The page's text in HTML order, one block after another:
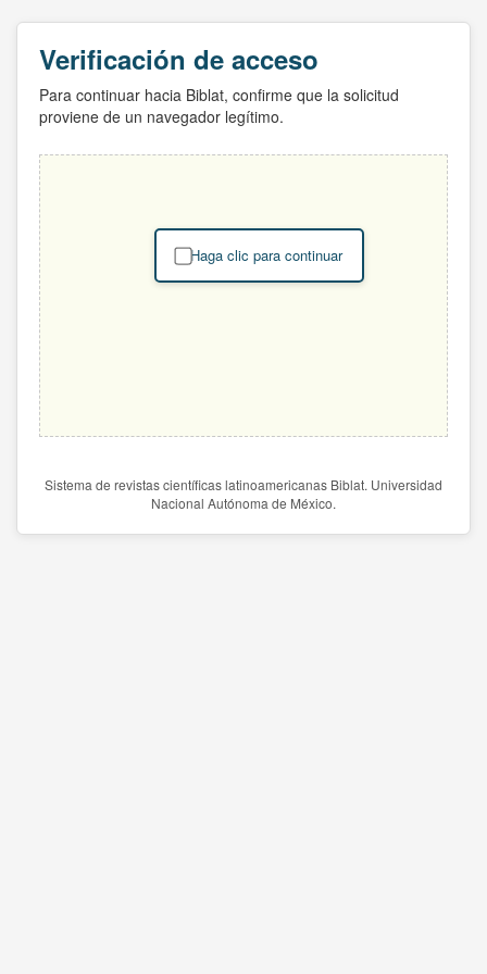
Verificación de acceso
Para continuar hacia Biblat, confirme que la solicitud
proviene de un navegador legítimo.
Haga clic para continuar
Sistema de revistas científicas latinoamericanas Biblat. Universidad
Nacional Autónoma de México.